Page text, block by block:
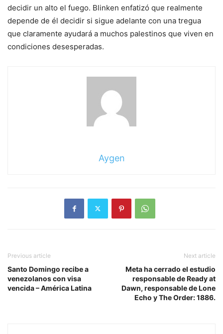
decidir un alto el fuego. Blinken enfatizó que realmente
depende de él decidir si sigue adelante con una tregua
que claramente ayudará a muchos palestinos que viven en
condiciones desesperadas.
Aygen
Previous article
Santo Domingo recibe a
venezolanos con visa
vencida – América Latina
Next article
Meta ha cerrado el estudio
responsable de Ready at
Dawn, responsable de Lone
Echo y The Order: 1886.